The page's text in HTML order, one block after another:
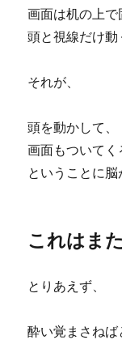
画面は机の上で
頭と視線だけ動
それが、
頭を動かして、
画面もついてく
ということに
これはま
とりあえず、
酔い覚まさねば